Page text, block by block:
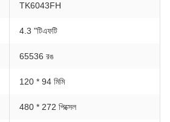
TK6043FH
4.3 "টিএফটি
65536 রঙ
120 * 94 মিমি
480 * 272 পিক্সেল